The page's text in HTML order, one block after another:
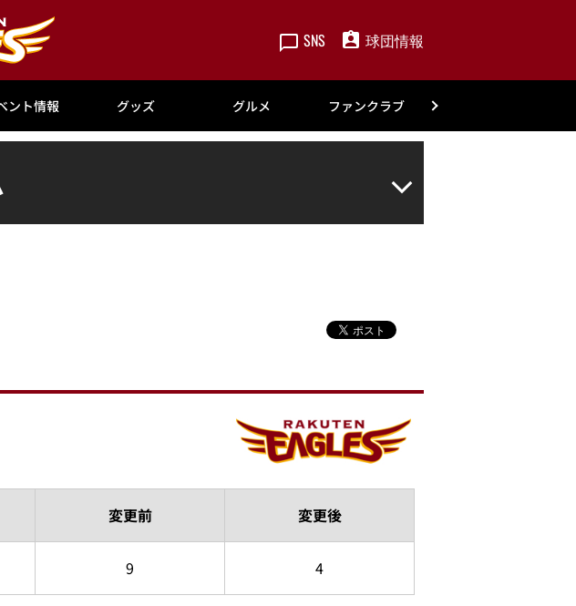
SNS 球団情報
ント情報 グッズ グルメ ファンクラブ
変更前 変更後
9 4